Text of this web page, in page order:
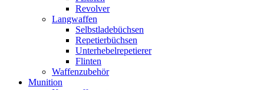
Revolver
Langwaffen
Selbstladebüchsen
Repetierbüchsen
Unterhebelrepetierer
Flinten
Waffenzubehör
Munition